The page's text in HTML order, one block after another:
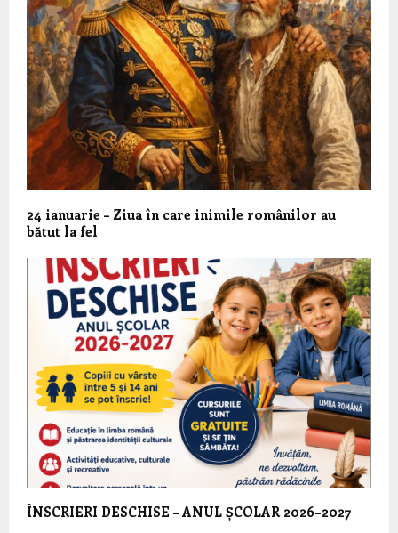
24 ianuarie – Ziua în care inimile românilor au
bătut la fel
ÎNSCRIERI DESCHISE – ANUL ȘCOLAR 2026–2027